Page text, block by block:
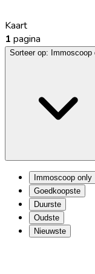
Kaart
1 pagina
Sorteer op: Immoscoop
Immoscoop only
Goedkoopste
Duurste
Oudste
Nieuwste